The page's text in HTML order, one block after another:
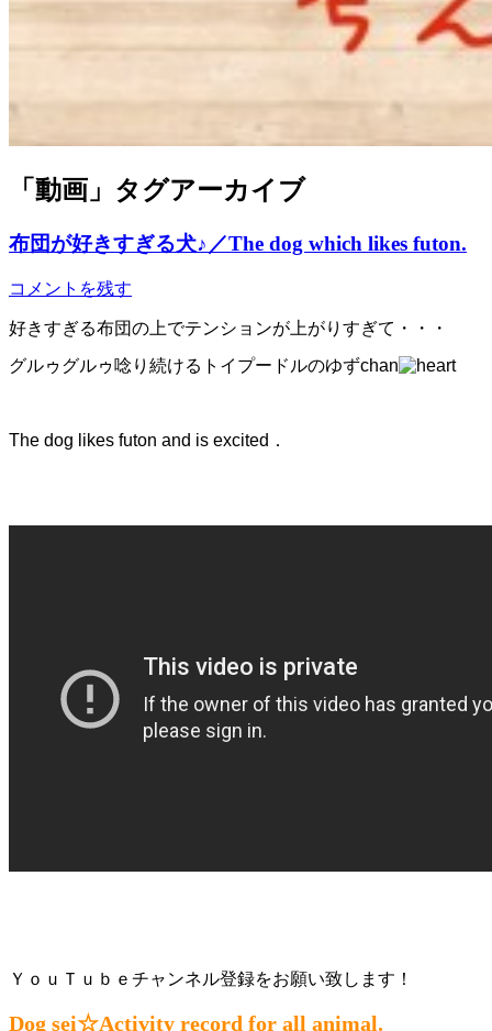
「 動画 」タグアーカイブ
布団が好きすぎる犬♪／The dog which likes futon.
コメントを残す
好きすぎる布団の上でテンションが上がりすぎて・・・
グルゥグルゥ唸り続けるトイプードルのゆずchan
The dog likes futon and is excited．
ＹｏｕＴｕｂｅチャンネル登録をお願い致します！
Dog sei☆Activity record for all animal.